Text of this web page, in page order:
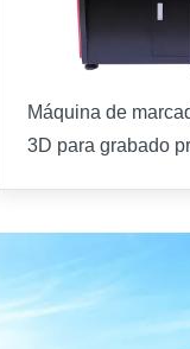
Máquina de
3D para grabado
potencia